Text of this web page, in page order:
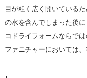
目が粗く広く開いている
の水を含んでしまった後
コドライフォームならで
ファニチャーにおいては